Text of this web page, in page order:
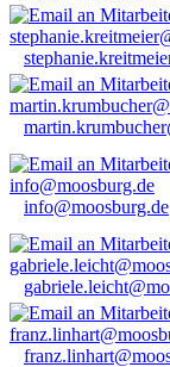
info@moosburg.de